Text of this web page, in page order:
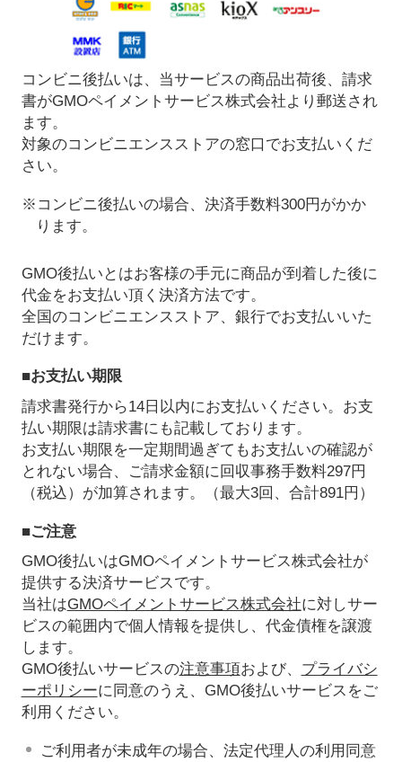
コンビニ後払いは、当サービスの商品出荷後、請求
書がGMOペイメントサービス株式会社より郵送され
ます。
対象のコンビニエンスストアの窓口でお支払いくだ
さい。
※コンビニ後払いの場合、決済手数料300円がかか
ります。
GMO後払いとはお客様の手元に商品が到着した後に
代金をお支払い頂く決済方法です。
全国のコンビニエンスストア、銀行でお支払いいた
だけます。
■お支払い期限
請求書発行から14日以内にお支払いください。お支
払い期限は請求書にも記載しております。
お支払い期限を一定期間過ぎてもお支払いの確認が
とれない場合、ご請求金額に回収事務手数料297円
（税込）が加算されます。（最大3回、合計891円）
■ご注意
GMO後払いはGMOペイメントサービス株式会社が
提供する決済サービスです。
当社はGMOペイメントサービス株式会社に対しサー
ビスの範囲内で個人情報を提供し、代金債権を譲渡
します。
GMO後払いサービスの注意事項および、 プライバシ
ーポリシーに同意のうえ、GMO後払いサービスをご
利用ください。
ご利用者が未成年の場合、法定代理人の利用同意